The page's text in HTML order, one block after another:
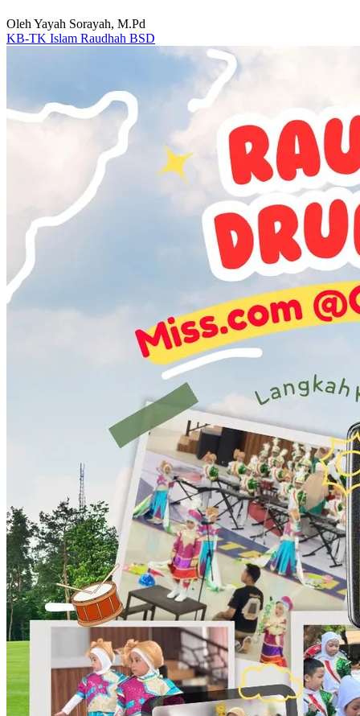
Oleh Yayah Sorayah, M.Pd
KB-TK Islam Raudhah BSD